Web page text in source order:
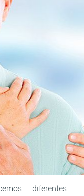
diferentes